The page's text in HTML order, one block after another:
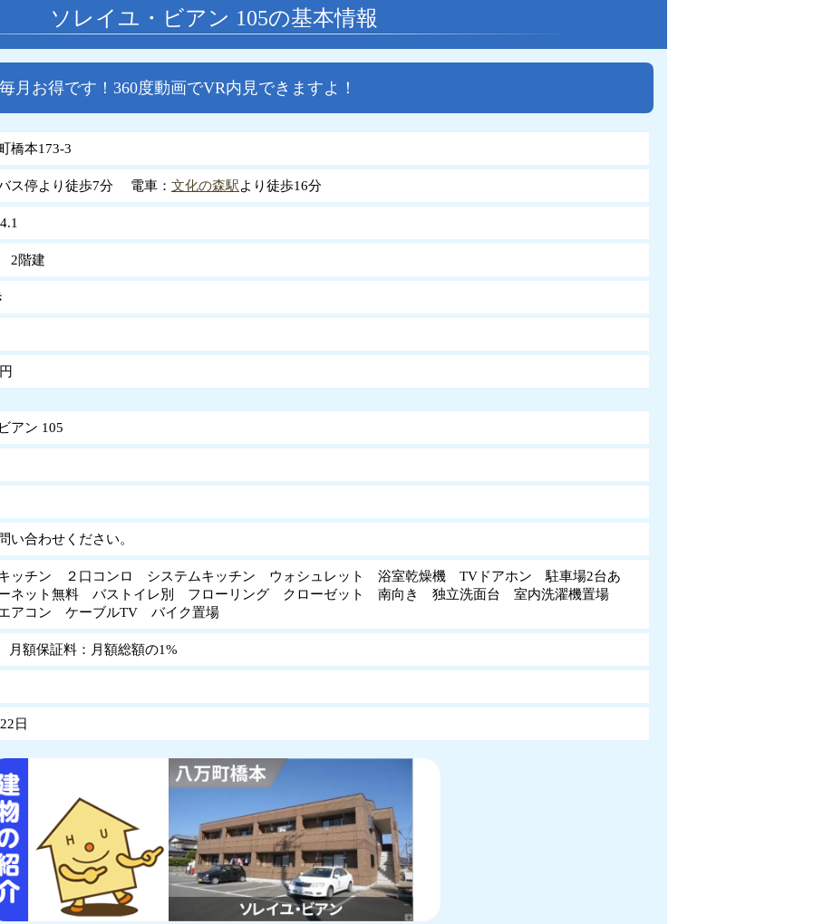
ソレイユ・ビアン 105の基本情報
月お得です！360度動画でVR内見できますよ！
橋本173-3
ス停より徒歩7分 電車： 文化の森駅より徒歩16分
2階建
アン 105
い合わせください。
キッチン ２口コンロ システムキッチン ウォシュレット 浴室乾燥機 TVドアホン 駐車場2台あ
ネット無料 バストイレ別 フローリング クローゼット 南向き 独立洗面台 室内洗濯機置場
アコン ケーブルTV バイク置場
額保証料：月額総額の1%
日